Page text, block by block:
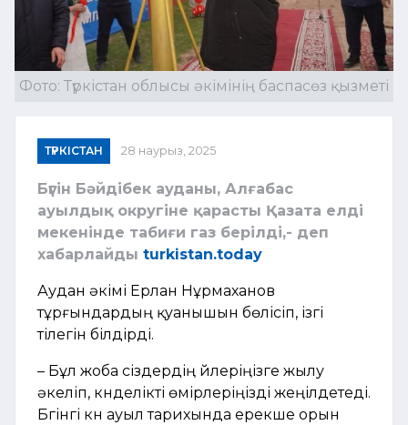
Фото: Түркістан облысы әкімінің баспасөз қызметі
ТҮРКІСТАН 28 наурыз, 2025
Бүгін Бәйдібек ауданы, Алғабас
ауылдық округіне қарасты Қазата елді
мекенінде табиғи газ берілді,- деп
хабарлайды turkistan.today
Аудан әкімі Ерлан Нұрмаханов
тұрғындардың қуанышын бөлісіп, ізгі
тілегін білдірді.
– Бұл жоба сіздердің үйлеріңізге жылу
әкеліп, күнделікті өмірлеріңізді жеңілдетеді.
Бүгінгі күн ауыл тарихында ерекше орын